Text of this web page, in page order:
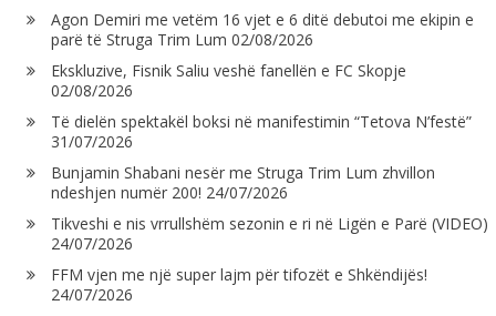
Agon Demiri me vetëm 16 vjet e 6 ditë debutoi me ekipin e
parë të Struga Trim Lum 02/08/2026
Ekskluzive, Fisnik Saliu veshë fanellën e FC Skopje
02/08/2026
Të dielën spektakël boksi në manifestimin “Tetova N’festë”
31/07/2026
Bunjamin Shabani nesër me Struga Trim Lum zhvillon
ndeshjen numër 200! 24/07/2026
Tikveshi e nis vrrullshëm sezonin e ri në Ligën e Parë (VIDEO)
24/07/2026
FFM vjen me një super lajm për tifozët e Shkëndijës!
24/07/2026